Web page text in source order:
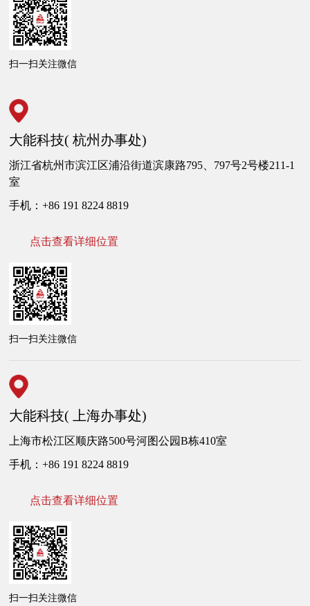
扫一扫关注微信
大能科技( 杭州办事处)
浙江省杭州市滨江区浦沿街道滨康路795、797号2号楼211-1
室
手机：+86 191 8224 8819
点击查看详细位置
扫一扫关注微信
大能科技( 上海办事处)
上海市松江区顺庆路500号河图公园B栋410室
手机：+86 191 8224 8819
点击查看详细位置
扫一扫关注微信